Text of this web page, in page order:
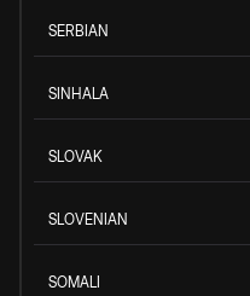
SERBIAN
SINHALA
SLOVAK
SLOVENIAN
SOMALI